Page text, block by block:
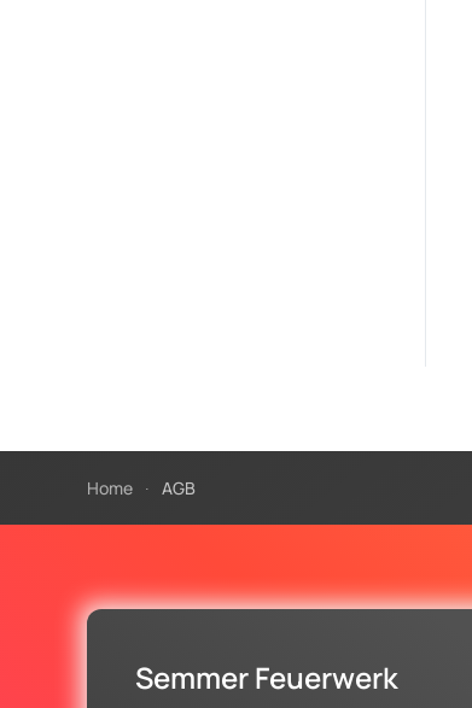
Home AGB
Semmer Feuerwerk